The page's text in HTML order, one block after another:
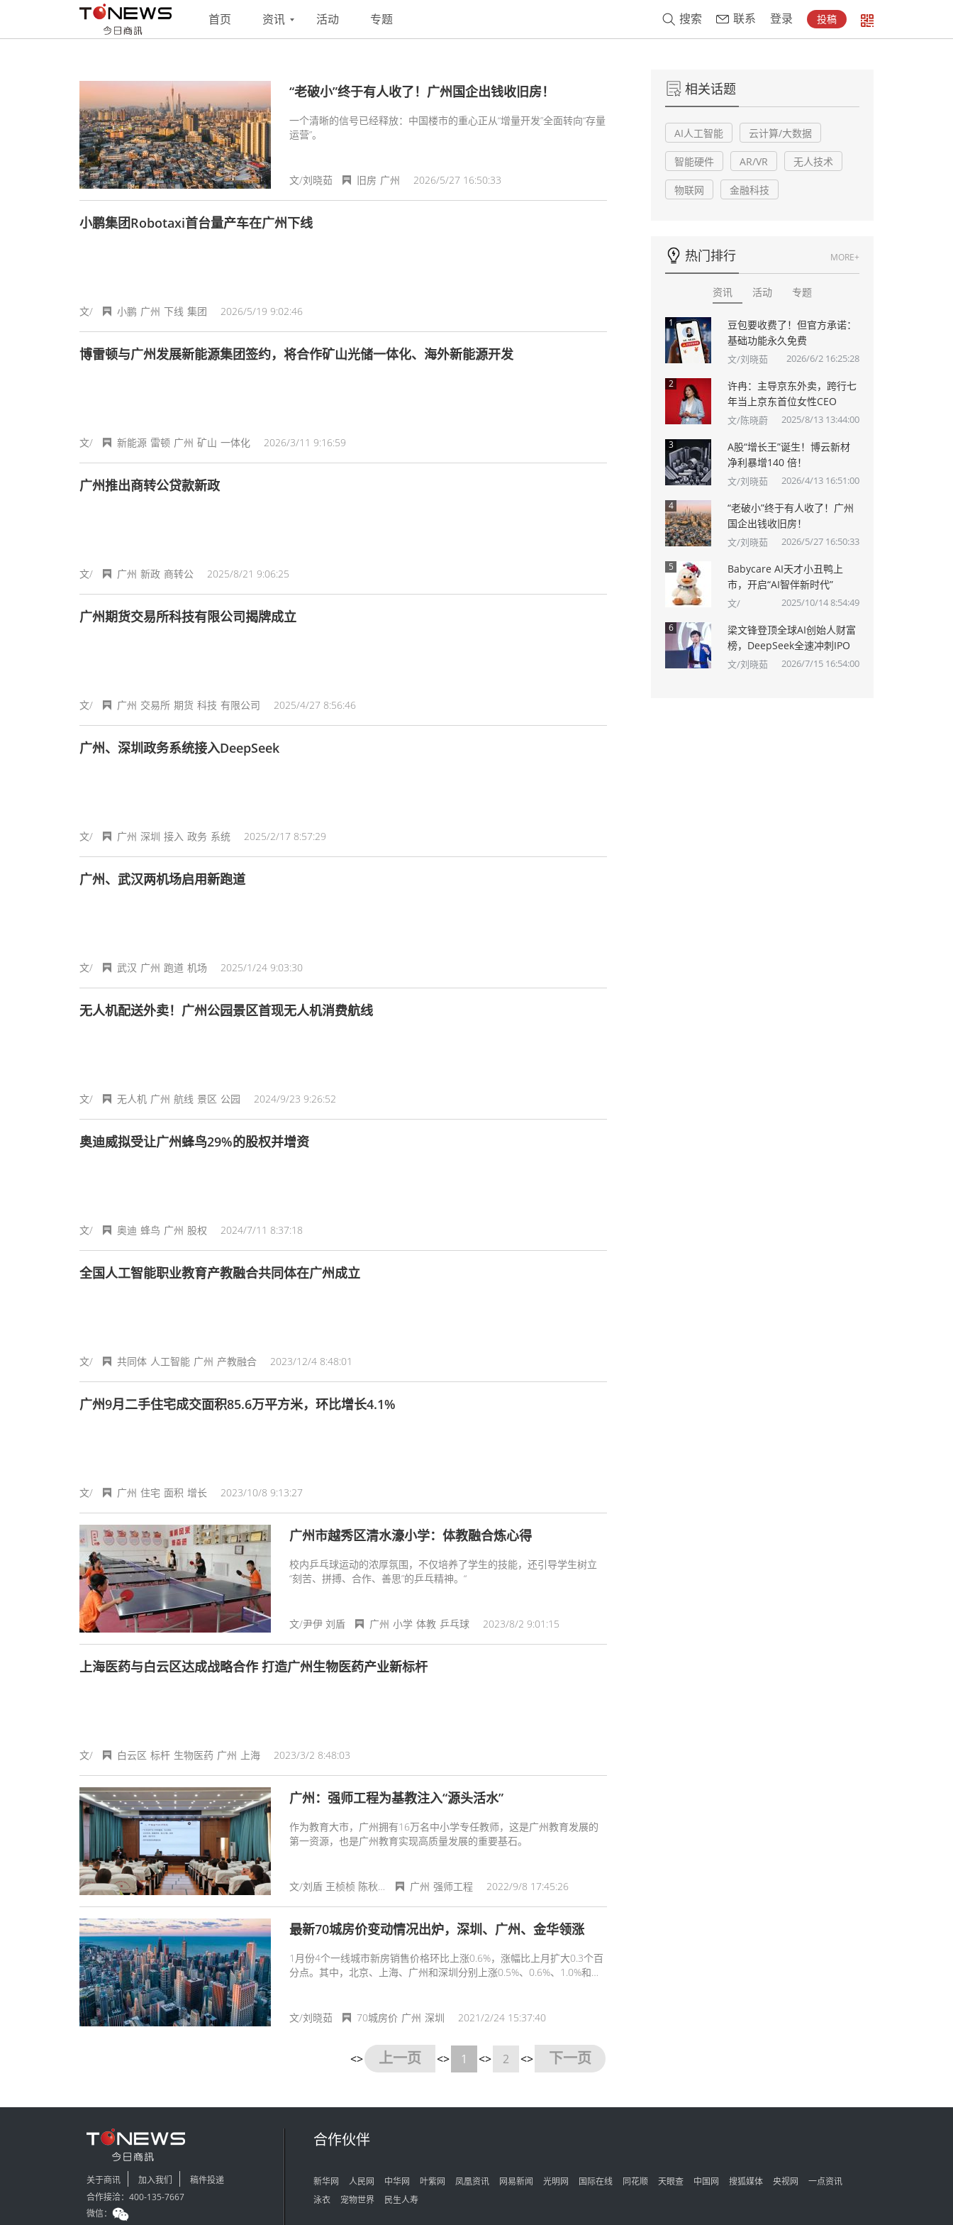
首页 资讯 活动 专题 搜索 联系 登录 投稿
联系 投稿
“老破小”终于有人收了！广州国企出钱收旧房！
一个清晰的信号已经释放：中国楼市的重心正从“增量开发”全面转向“存量
运营”。
文/刘晓茹 2026/5/27 16:50:33
旧房 广州
小鹏集团Robotaxi首台量产车在广州下线
文/ 2026/5/19 9:02:46
小鹏 广州 下线 集团
博雷顿与广州发展新能源集团签约，将合作矿山光储一体化、海外新能源开发
文/ 2026/3/11 9:16:59
新能源 雷顿 广州 矿山 一体化
广州推出商转公贷款新政
文/ 2025/8/21 9:06:25
广州 新政 商转公
广州期货交易所科技有限公司揭牌成立
文/ 2025/4/27 8:56:46
广州 交易所 期货 科技 有限公司
广州、深圳政务系统接入DeepSeek
文/ 2025/2/17 8:57:29
广州 深圳 接入 政务 系统
广州、武汉两机场启用新跑道
文/ 2025/1/24 9:03:30
武汉 广州 跑道 机场
无人机配送外卖！广州公园景区首现无人机消费航线
文/ 2024/9/23 9:26:52
无人机 广州 航线 景区 公园
奥迪威拟受让广州蜂鸟29%的股权并增资
文/ 2024/7/11 8:37:18
奥迪 蜂鸟 广州 股权
全国人工智能职业教育产教融合共同体在广州成立
文/ 2023/12/4 8:48:01
共同体 人工智能 广州 产教融合
广州9月二手住宅成交面积85.6万平方米，环比增长4.1%
文/ 2023/10/8 9:13:27
广州 住宅 面积 增长
广州市越秀区清水濠小学：体教融合炼心得
校内乒乓球运动的浓厚氛围，不仅培养了学生的技能，还引导学生树立
“刻苦、拼搏、合作、善思”的乒乓精神。“
文/尹伊 刘盾 2023/8/2 9:01:15
广州 小学 体教 乒乓球
上海医药与白云区达成战略合作 打造广州生物医药产业新标杆
文/ 2023/3/2 8:48:03
白云区 标杆 生物医药 广州 上海
广州：强师工程为基教注入“源头活水”
作为教育大市，广州拥有16万名中小学专任教师，这是广州教育发展的
第一资源，也是广州教育实现高质量发展的重要基石。
文/刘盾 王桢桢 陈秋兰 黎鉴远 2022/9/8 17:45:26
广州 强师工程
最新70城房价变动情况出炉，深圳、广州、金华领涨
1月份4个一线城市新房销售价格环比上涨0.6%，涨幅比上月扩大0.3个百
分点。其中，北京、上海、广州和深圳分别上涨0.5%、0.6%、1.0%和
文/刘晓茹 2021/2/24 15:37:40
70城房价 广州 深圳
<> 上一页 <> 1 <> 2 <> 下一页
相关话题
AI人工智能 云计算/大数据
智能硬件 AR/VR 无人技术
物联网 金融科技
热门排行 MORE+
资讯 活动 专题
1
豆包要收费了！但官方承诺：
基础功能永久免费
文/刘晓茹 2026/6/2 16:25:28
2
许冉：主导京东外卖，跨行七
年当上京东首位女性CEO
文/陈晓蔚 2025/8/13 13:44:00
3
A股“增长王”诞生！博云新材
净利暴增140 倍！
文/刘晓茹 2026/4/13 16:51:00
4
“老破小”终于有人收了！广州
国企出钱收旧房！
文/刘晓茹 2026/5/27 16:50:33
5
Babycare AI天才小丑鸭上
市，开启“AI智伴新时代”
文/ 2025/10/14 8:54:49
6
梁文锋登顶全球AI创始人财富
榜，DeepSeek全速冲刺IPO
文/刘晓茹 2026/7/15 16:54:00
关于商讯 加入我们
稿件投递
合作接洽：400-135-7667
微信：
合作伙伴
新华网 人民网 中华网 叶紫网 凤凰资讯 网易新闻 光明网 国际在线 同花顺 天眼查 中国网 搜狐媒体 央视网
一点资讯
泳衣
宠物世界 民生人寿